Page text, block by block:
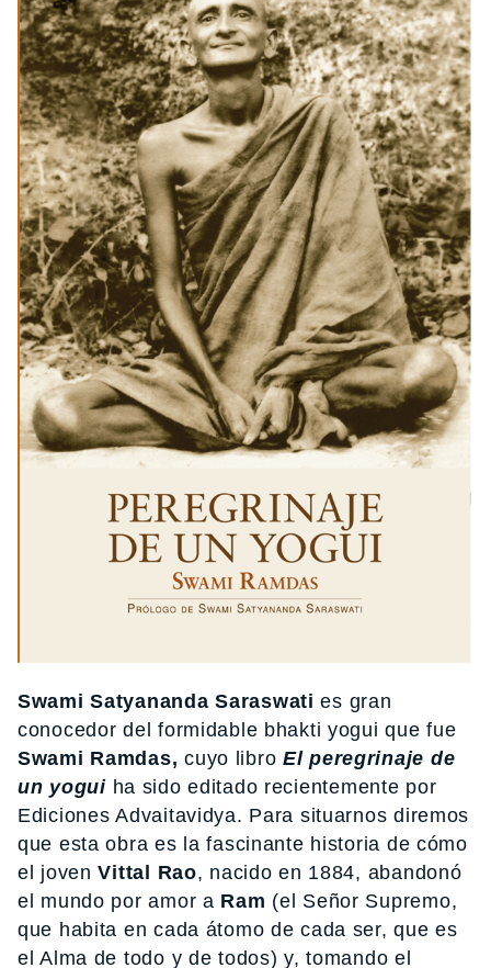
Swami Satyananda Saraswaties gran
conocedor del formidable bhakti yogui que fue
Swami Ramdas, cuyo libroEl peregrinaje de
un yogui ha sido editado recientemente por
Ediciones Advaitavidya. Para situarnos diremos
que esta obra es la fascinante historia de cómo
el jovenVittal Rao, nacido en 1884, abandonó
el mundo por amor a Ram (el Señor Supremo,
que habita en cada átomo de cada ser, que es
el Alma de todo y de todos) y, tomando el